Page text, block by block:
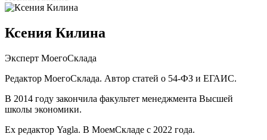
Ксения Килина
Эксперт МоегоСклада
Редактор МоегоСклада. Автор статей о 54-ФЗ и ЕГАИС.
В 2014 году закончила факультет менеджмента Высшей
школы экономики.
Ex редактор Yagla. В МоемСкладе с 2022 года.